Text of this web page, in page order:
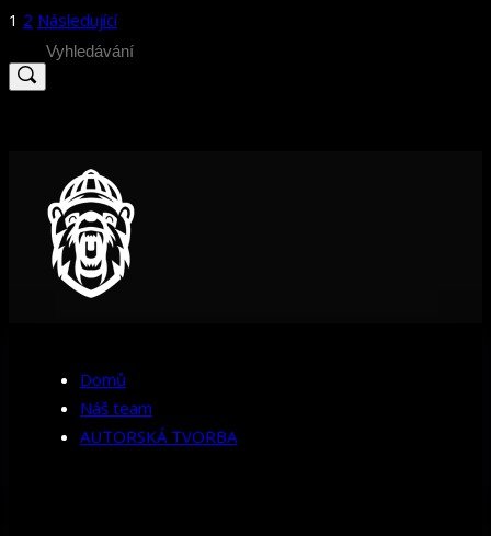
Stránkování
příspěvků
1 2 Následující
Search
for:
Domů
Náš team
AUTORSKÁ TVORBA